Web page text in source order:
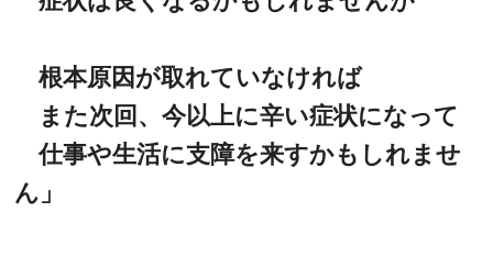
根本原因が取れていなければ
また次回、今以上に辛い症状になって
仕事や生活に支障を来すかもしれませ
ん」